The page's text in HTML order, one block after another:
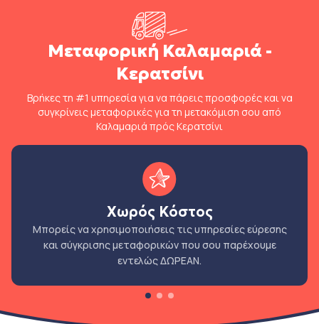
Μεταφορική Καλαμαριά -
Κερατσίνι
Βρήκες τη #1 υπηρεσία για να πάρεις προσφορές και να
συγκρίνεις μεταφορικές για τη μετακόμιση σου από
Καλαμαριά πρός Κερατσίνι
Χωρός Κόστος
Μπορείς να χρησιμοποιήσεις τις υπηρεσίες εύρεσης
και σύγκρισης μεταφορικών που σου παρέχουμε
εντελώς ΔΩΡΕΑΝ.